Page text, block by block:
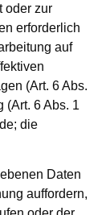
oder zur
erforderlich
auf
(Art. 6 Abs.
(Art. 6 Abs. 1
die
Daten
auffordern,